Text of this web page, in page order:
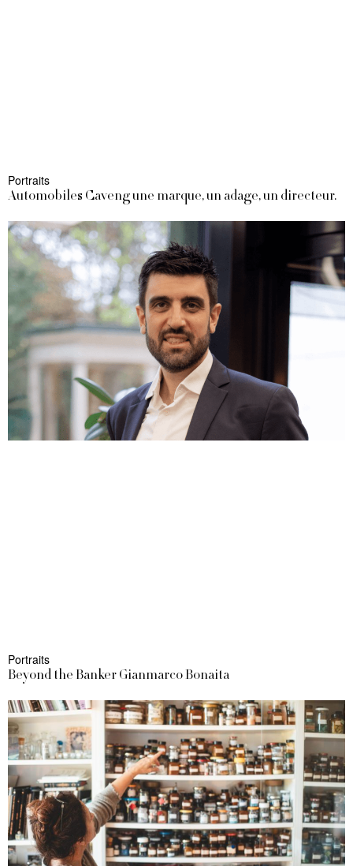
Portraits
Automobiles Caveng une marque, un adage, un directeur.
Portraits
Beyond the Banker Gianmarco Bonaita